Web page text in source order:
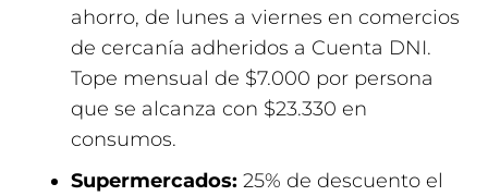
ahorro, de lunes a viernes en comercios
de cercanía adheridos a Cuenta DNI.
Tope mensual de $7.000 por persona
que se alcanza con $23.330 en
consumos.
Supermercados: 25% de descuento el